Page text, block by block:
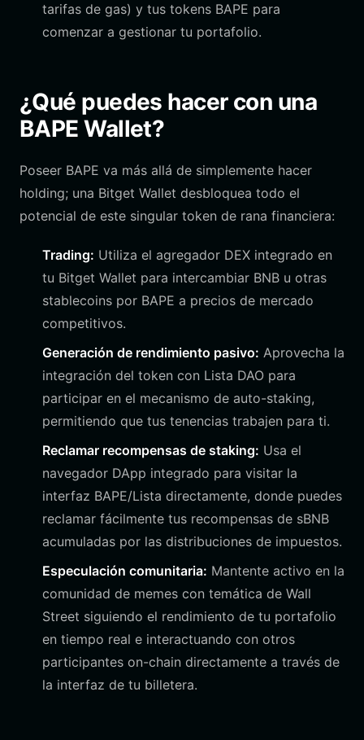
tarifas de gas) y tus tokens BAPE para
comenzar a gestionar tu portafolio.
¿Qué puedes hacer con una
BAPE Wallet?
Poseer BAPE va más allá de simplemente hacer
holding; una Bitget Wallet desbloquea todo el
potencial de este singular token de rana financiera:
Trading: Utiliza el agregador DEX integrado en
tu Bitget Wallet para intercambiar BNB u otras
stablecoins por BAPE a precios de mercado
competitivos.
Generación de rendimiento pasivo: Aprovecha la
integración del token con Lista DAO para
participar en el mecanismo de auto-staking,
permitiendo que tus tenencias trabajen para ti.
Reclamar recompensas de staking: Usa el
navegador DApp integrado para visitar la
interfaz BAPE/Lista directamente, donde puedes
reclamar fácilmente tus recompensas de sBNB
acumuladas por las distribuciones de impuestos.
Especulación comunitaria: Mantente activo en la
comunidad de memes con temática de Wall
Street siguiendo el rendimiento de tu portafolio
en tiempo real e interactuando con otros
participantes on-chain directamente a través de
la interfaz de tu billetera.